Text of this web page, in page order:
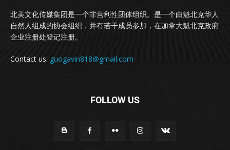
北美文化传媒集团是一个非营利性团体组织。是一个由魁北克华人
自然人组成的协会组织，并有若干成员参加，在加拿大魁北克政府
企业注册处登记注册。
Contact us: guogavin818@gmail.com
FOLLOW US